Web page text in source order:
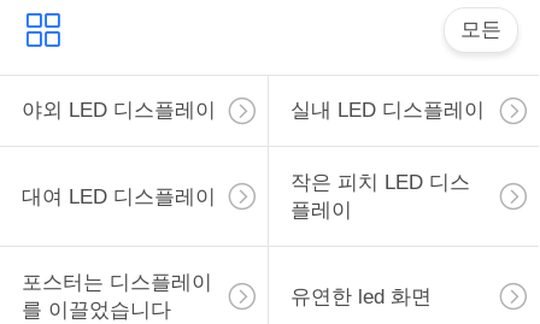
요
청
하
오
모든
야외 LED 디스플레이 실내 LED 디스플레이
대여 LED 디스플레이
작은 피치 LED 디스
플레이
포스터는 디스플레이
를 이끌었습니다
유연한 led 화면